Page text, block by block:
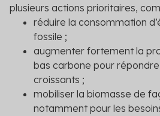
plusieurs actions prioritaires,
réduire la consommation
fossile ;
augmenter fortement la
bas carbone pour
croissants ;
mobiliser la biomasse de
notamment pour les